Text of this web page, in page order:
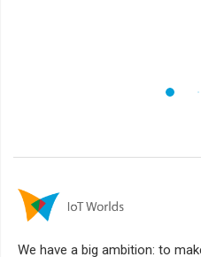
We have a big ambition: to